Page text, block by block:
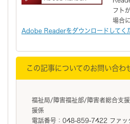
フト
場合
Adobe Readerをダウンロードしてく
この記事についてのお問い合わ
福祉局/障害福祉部/障害者総合支
援係
電話番号：048-859-7422 ファ